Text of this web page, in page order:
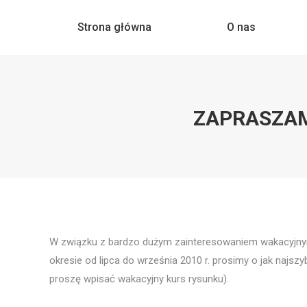
Strona główna O nas
W związku z bardzo dużym zainteresowaniem
okresie od lipca do września 2010 r. prosimy o jak
proszę wpisać wakacyjny kurs rysunku).
Strona główna O nas